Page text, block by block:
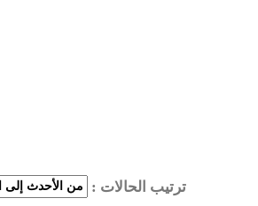
ترتيب الحالات :